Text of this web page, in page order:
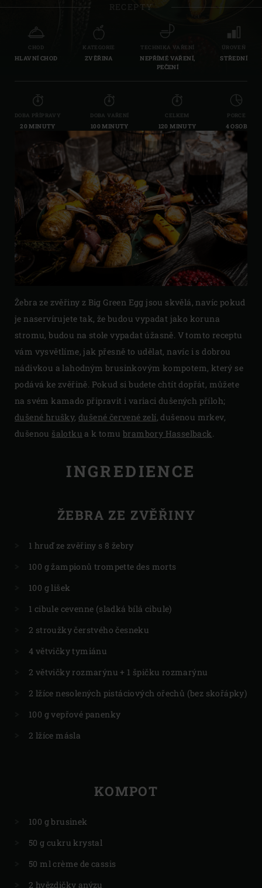
RECEPTY
CHOD
HLAVNÍ CHOD
KATEGORIE
ZVĚŘINA
TECHNIKA VAŘENÍ
NEPŘÍMÉ VAŘENÍ,
PEČENÍ
ÚROVEŇ
STŘEDNÍ
DOBA PŘÍPRAVY
20 MINUTY
DOBA VAŘENÍ
100 MINUTY
CELKEM
120 MINUTY
PORCE
4 OSOB
Žebra ze zvěřiny z Big Green Egg jsou skvělá, navíc pokud
je naservírujete tak, že budou vypadat jako koruna
stromu, budou na stole vypadat úžasně. V tomto receptu
vám vysvětlíme, jak přesně to udělat, navíc i s dobrou
nádivkou a lahodným brusinkovým kompotem, který se
podává ke zvěřině. Pokud si budete chtít dopřát, můžete
na svém kamado připravit i variaci dušených příloh;
dušené hrušky,dušené červené zelí, dušenou mrkev,
dušenou šalotku a k tomubrambory Hasselback
INGREDIENCE
ŽEBRA ZE ZVĚŘINY
1 hruď ze zvěřiny s 8 žebry
100 g žampionů trompette des morts
100 g lišek
1 cibule cevenne (sladká bílá cibule)
2 stroužky čerstvého česneku
4 větvičky tymiánu
2 větvičky rozmarýnu + 1 špičku rozmarýnu
2 lžíce nesolených pistáciových ořechů (bez skořápky)
100 g vepřové panenky
2 lžíce másla
KOMPOT
100 g brusinek
50 g cukru krystal
50 ml crème de cassis
2 hvězdičky anýzu